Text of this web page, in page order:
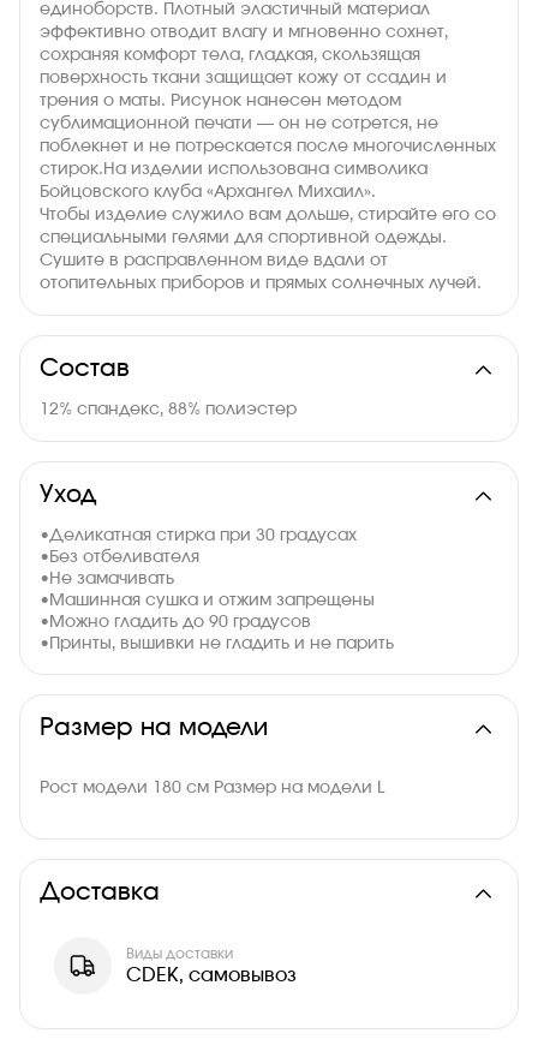
единоборств. Плотный эластичный материал
эффективно отводит влагу и мгновенно сохнет,
сохраняя комфорт тела, гладкая, скользящая
поверхность ткани защищает кожу от ссадин и
трения о маты. Рисунок нанесен методом
сублимационной печати — он не сотрется, не
поблекнет и не потрескается после многочисленных
стирок.На изделии использована символика
Бойцовского клуба «Архангел Михаил».
Чтобы изделие служило вам дольше, стирайте его со
специальными гелями для спортивной одежды.
Сушите в расправленном виде вдали от
отопительных приборов и прямых солнечных лучей.
Состав
12% спандекс, 88% полиэстер
Уход
•Деликатная стирка при 30 градусах
•Без отбеливателя
•Не замачивать
•Машинная сушка и отжим запрещены
•Можно гладить до 90 градусов
•Принты, вышивки не гладить и не парить
Размер на модели
Рост модели 180 см Размер на модели L
Доставка
Виды доставки
CDEK, самовывоз